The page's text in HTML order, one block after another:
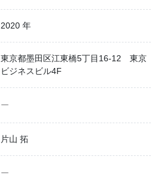
2020 年
東京都墨田区江東橋5丁目16-12 東京
ビジネスビル4F
ー
片山 拓
ー